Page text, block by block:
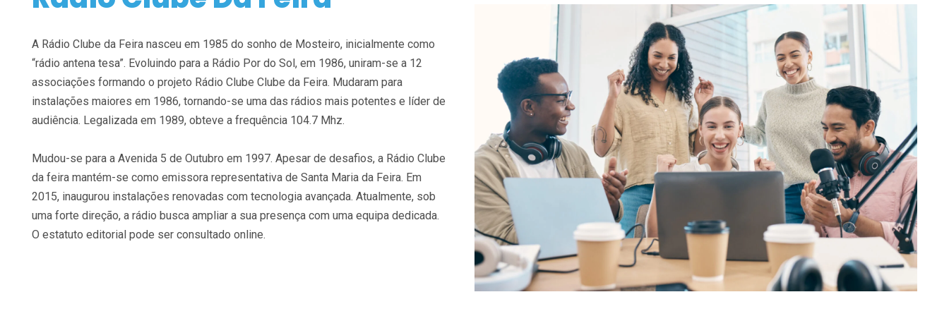
A Rádio Clube da Feira nasceu em 1985 do sonho de Mosteiro, inicialmente como
“rádio antena tesa”. Evoluindo para a Rádio Por do Sol, em 1986, uniram-se a 12
associações formando o projeto Rádio Clube Clube da Feira. Mudaram para
instalações maiores em 1986, tornando-se uma das rádios mais potentes e líder de
audiência. Legalizada em 1989, obteve a frequência 104.7 Mhz.
Mudou-se para a Avenida 5 de Outubro em 1997. Apesar de desafios, a Rádio Clube
da feira mantém-se como emissora representativa de Santa Maria da Feira. Em
2015, inaugurou instalações renovadas com tecnologia avançada. Atualmente, sob
uma forte direção, a rádio busca ampliar a sua presença com uma equipa dedicada.
O estatuto editorial pode ser consultado online.